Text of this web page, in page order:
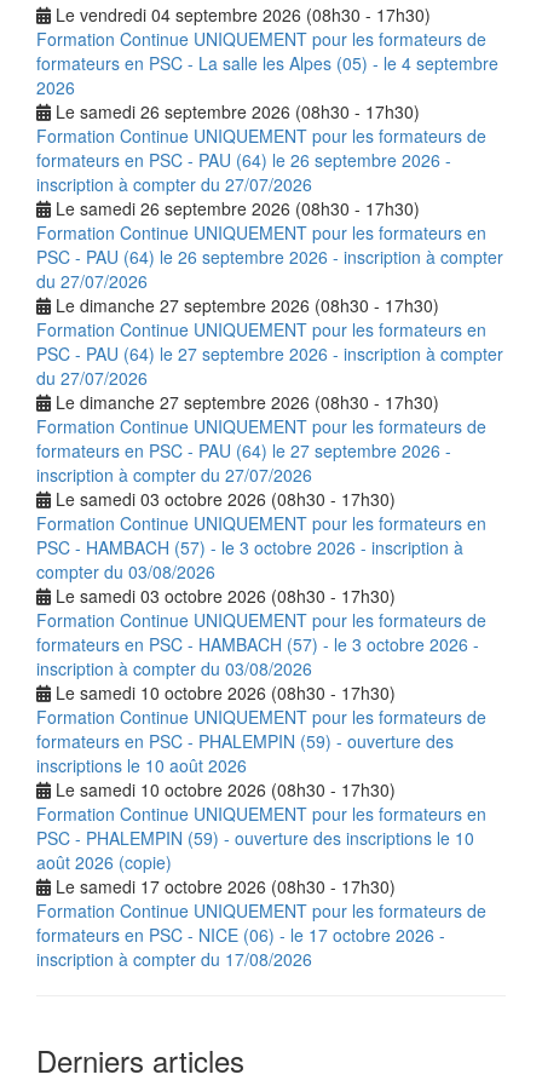
Le vendredi 04 septembre 2026 (08h30 - 17h30)
Formation Continue UNIQUEMENT pour les formateurs de
formateurs en PSC - La salle les Alpes (05) - le 4 septembre
2026
Le samedi 26 septembre 2026 (08h30 - 17h30)
Formation Continue UNIQUEMENT pour les formateurs de
formateurs en PSC - PAU (64) le 26 septembre 2026 -
inscription à compter du 27/07/2026
Le samedi 26 septembre 2026 (08h30 - 17h30)
Formation Continue UNIQUEMENT pour les formateurs en
PSC - PAU (64) le 26 septembre 2026 - inscription à compter
du 27/07/2026
Le dimanche 27 septembre 2026 (08h30 - 17h30)
Formation Continue UNIQUEMENT pour les formateurs en
PSC - PAU (64) le 27 septembre 2026 - inscription à compter
du 27/07/2026
Le dimanche 27 septembre 2026 (08h30 - 17h30)
Formation Continue UNIQUEMENT pour les formateurs de
formateurs en PSC - PAU (64) le 27 septembre 2026 -
inscription à compter du 27/07/2026
Le samedi 03 octobre 2026 (08h30 - 17h30)
Formation Continue UNIQUEMENT pour les formateurs en
PSC - HAMBACH (57) - le 3 octobre 2026 - inscription à
compter du 03/08/2026
Le samedi 03 octobre 2026 (08h30 - 17h30)
Formation Continue UNIQUEMENT pour les formateurs de
formateurs en PSC - HAMBACH (57) - le 3 octobre 2026 -
inscription à compter du 03/08/2026
Le samedi 10 octobre 2026 (08h30 - 17h30)
Formation Continue UNIQUEMENT pour les formateurs de
formateurs en PSC - PHALEMPIN (59) - ouverture des
inscriptions le 10 août 2026
Le samedi 10 octobre 2026 (08h30 - 17h30)
Formation Continue UNIQUEMENT pour les formateurs en
PSC - PHALEMPIN (59) - ouverture des inscriptions le 10
août 2026 (copie)
Le samedi 17 octobre 2026 (08h30 - 17h30)
Formation Continue UNIQUEMENT pour les formateurs de
formateurs en PSC - NICE (06) - le 17 octobre 2026 -
inscription à compter du 17/08/2026
Derniers articles